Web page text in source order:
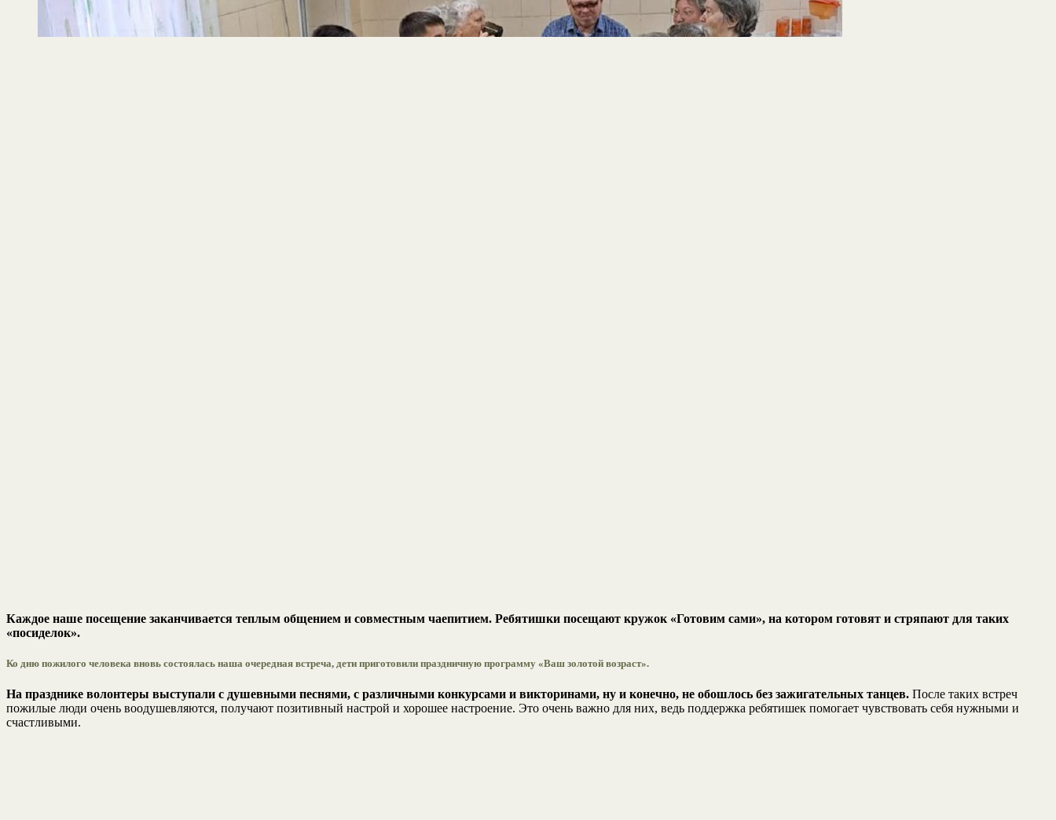
Каждое наше посещение заканчивается теплым общением и совместным чаепитием. Ребятишки посещают кружок «Готовим сами», на котором готовят и стряпают для таких
«посиделок».
Ко дню пожилого человека вновь состоялась наша очередная встреча, дети приготовили праздничную программу «Ваш золотой возраст».
На празднике волонтеры выступали с душевными песнями, с различными конкурсами и викторинами, ну и конечно, не обошлось без зажигательных танцев. После таких встреч
пожилые люди очень воодушевляются, получают позитивный настрой и хорошее настроение. Это очень важно для них, ведь поддержка ребятишек помогает чувствовать себя нужными и
счастливыми.